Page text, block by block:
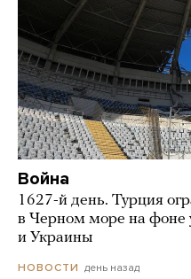
Война
1627-й день. Турция
в Черном море на фоне
и Украины
НОВОСТИ день назад